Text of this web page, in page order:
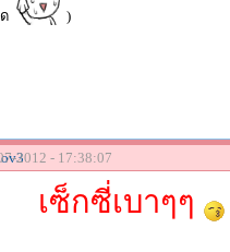
)
2012 - 17:38:07
เซ็กซี่เบาๆๆ